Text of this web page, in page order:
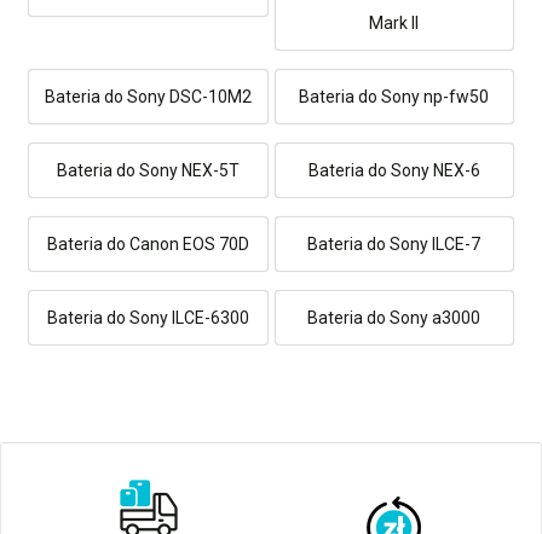
Mark II
Bateria do Sony DSC-10M2 Bateria do Sony np-fw50
Bateria do Sony NEX-5T Bateria do Sony NEX-6
Bateria do Canon EOS 70D Bateria do Sony ILCE-7
Bateria do Sony ILCE-6300 Bateria do Sony a3000